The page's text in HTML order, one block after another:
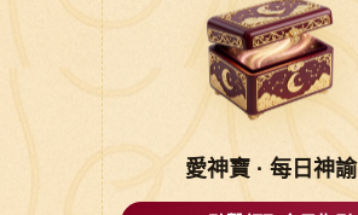
愛神寶 · 每日神諭